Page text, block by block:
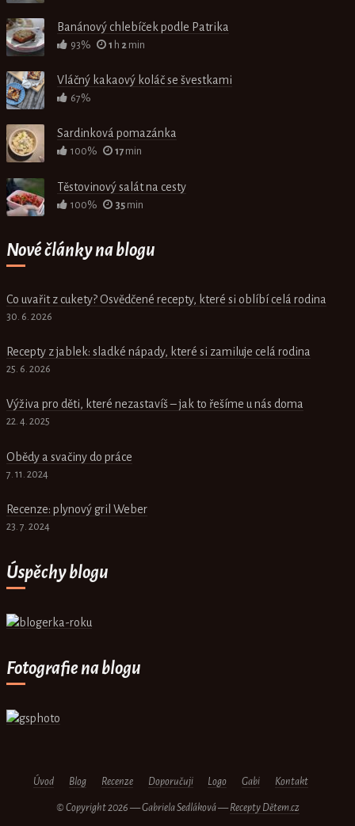
Banánový chlebíček podle Patrika
93% 1 h 2 min
Vláčný kakaový koláč se švestkami
67%
Sardinková pomazánka
100% 17 min
Těstovinový salát na cesty
100% 35 min
Nové články na blogu
Co uvařit z cukety? Osvědčené recepty, které si oblíbí celá rodina
30. 6. 2026
Recepty z jablek: sladké nápady, které si zamiluje celá rodina
25. 6. 2026
Výživa pro děti, které nezastavíš – jak to řešíme u nás doma
22. 4. 2025
Obědy a svačiny do práce
7. 11. 2024
Recenze: plynový gril Weber
23. 7. 2024
Úspěchy blogu
Fotografie na blogu
Úvod Blog Recenze Doporučuji Logo Gabi Kontakt
© Copyright 2026 — Gabriela Sedláková —Recepty Dětem.cz